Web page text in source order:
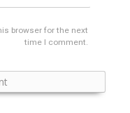
browser for the next
time I comment.